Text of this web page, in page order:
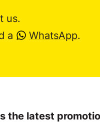
us.
a WhatsApp.
the latest